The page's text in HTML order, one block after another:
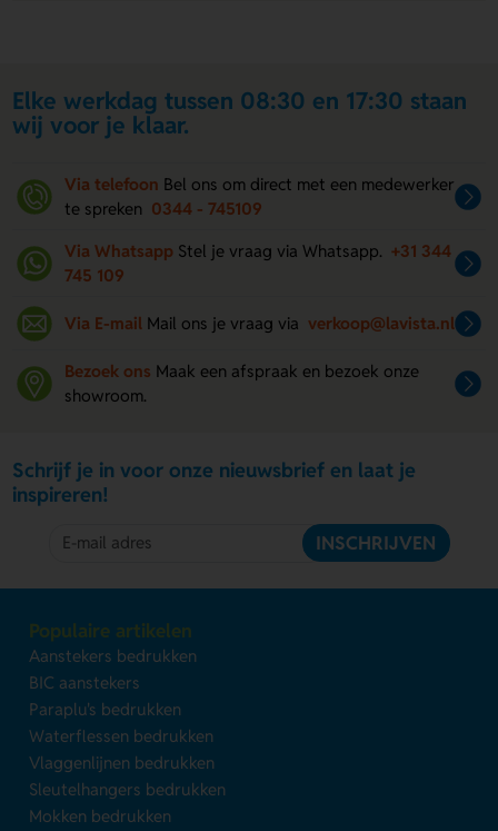
Elke werkdag tussen 08:30 en 17:30 staan
wij voor je klaar.
Via telefoon Bel ons om direct met een medewerker
te spreken 0344 - 745109
Via Whatsapp Stel je vraag via Whatsapp. +31 344
745 109
Via E-mail Mail ons je vraag via verkoop@lavista.nl
Bezoek ons Maak een afspraak en bezoek onze
showroom.
Schrijf je in voor onze nieuwsbrief en laat je
inspireren!
INSCHRIJVEN
Populaire artikelen
Aanstekers bedrukken
BIC aanstekers
Paraplu's bedrukken
Waterflessen bedrukken
Vlaggenlijnen bedrukken
Sleutelhangers bedrukken
Mokken bedrukken